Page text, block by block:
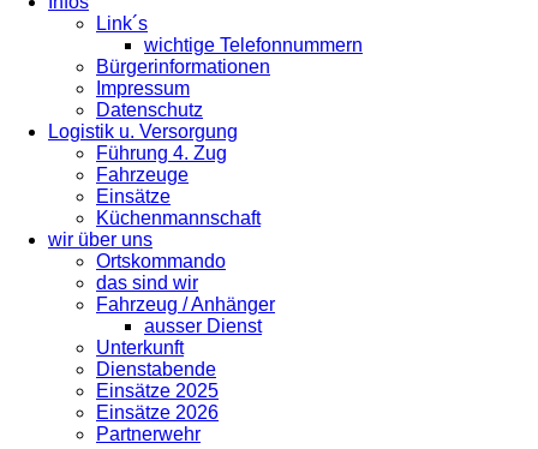
Link´s
wichtige Telefonnummern
Bürgerinformationen
Impressum
Datenschutz
Logistik u. Versorgung
Führung 4. Zug
Fahrzeuge
Einsätze
Küchenmannschaft
wir über uns
Ortskommando
das sind wir
Fahrzeug / Anhänger
ausser Dienst
Unterkunft
Dienstabende
Einsätze 2025
Einsätze 2026
Partnerwehr